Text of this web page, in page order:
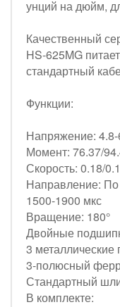
унций на дюйм,
Качественный
HS-625MG
стандартный
Функции:
Напряжение: 4.8-
Момент: 76.37/
Скорость: 0.18/
Направление: По
1500-1900 мкс
Вращение: 180°
Двойные
3 металлические
3-полюсный
Стандартный
В комплекте: